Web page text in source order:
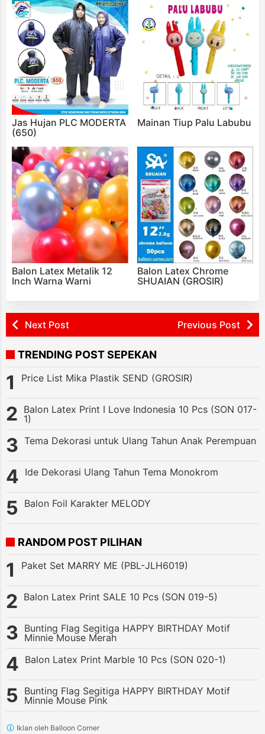
Jas Hujan PLC MODERTA
(650)
Mainan Tiup Palu Labubu
Balon Latex Metalik 12
Inch Warna Warni
Balon Latex Chrome
SHUAIAN (GROSIR)
Next Post Previous Post
TRENDING POST SEPEKAN
Price List Mika Plastik SEND (GROSIR)
Balon Latex Print I Love Indonesia 10 Pcs (SON 017-
1)
Tema Dekorasi untuk Ulang Tahun Anak Perempuan
Ide Dekorasi Ulang Tahun Tema Monokrom
Balon Foil Karakter MELODY
RANDOM POST PILIHAN
Paket Set MARRY ME (PBL-JLH6019)
Balon Latex Print SALE 10 Pcs (SON 019-5)
Bunting Flag Segitiga HAPPY BIRTHDAY Motif
Minnie Mouse Merah
Balon Latex Print Marble 10 Pcs (SON 020-1)
Bunting Flag Segitiga HAPPY BIRTHDAY Motif
Minnie Mouse Pink
Iklan oleh Balloon Corner